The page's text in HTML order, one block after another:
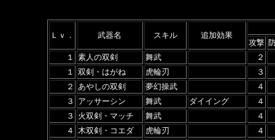
Ｌｖ． 武器名 スキル
追加効果
攻撃
１ 素人の双剣 舞武
２
１ 双剣・はがね 虎輪刃
３
２ あやしの双剣 夢幻操武
４
３
アッサーシン 舞武 ダイイング
４
３
火双剣・マッチ 舞武
４
４ 木双剣・コエダ 虎輪刃
４